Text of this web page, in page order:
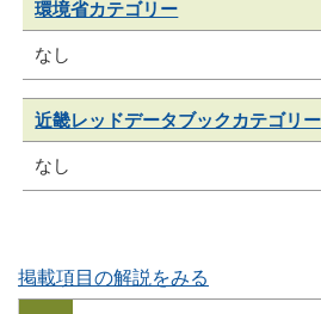
環境省カテゴリー
なし
近畿レッドデータブックカテゴリー
なし
掲載項目の解説をみる